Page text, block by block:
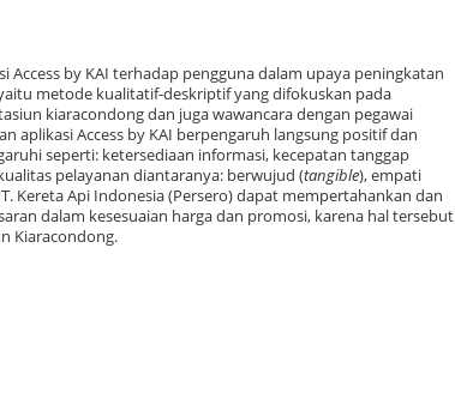
by KAI terhadap pengguna dalam upaya peningkatan
metode kualitatif-deskriptif yang difokuskan pada
kiaracondong dan juga wawancara dengan pegawai
aplikasi Access by KAI berpengaruh langsung positif dan
seperti: ketersediaan informasi, kecepatan tanggap
pelayanan diantaranya: berwujud (tangible), empati
Kereta Api Indonesia (Persero) dapat mempertahankan dan
dalam kesesuaian harga dan promosi, karena hal tersebut
Kiaracondong.